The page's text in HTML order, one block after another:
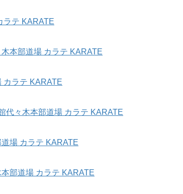
ラテ KARATE
本部道場 カラテ KARATE
カラテ KARATE
代々木本部道場 カラテ KARATE
場 カラテ KARATE
部道場 カラテ KARATE